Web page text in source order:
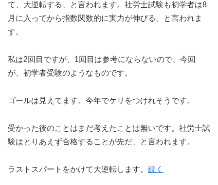
て、大逆転する、と言われます。社労士試験も初学者は8
月に入ってから指数関数的に実力が伸びる、と言われま
す。
私は2回目ですが、1回目は参考にならないので、今回
が、初学者受験のようなものです。
ゴールは見えてます。今年でケリをつけれそうです。
受かった後のことはまだ考えたことは無いです。社労士試
験はとりあえず合格することが先だ、と言われます。
ラストスパートをかけて大逆転します。 続く